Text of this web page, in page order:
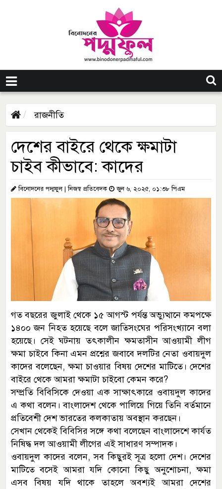
রাজনীতি
দেশের বাইরে থেকে ক্ষমাটা
চাইব কীভাবে: কাদের
বিনোদনের পদ্মফুল | নিজস্ব প্রতিবেদক জুন ৬, ২০২৫, ০১:৩৮ পিএম
গত বছরের জুলাই থেকে ১৫ আগস্ট পর্যন্ত অভ্যুত্থানে কমপক্ষে
১৪০০ জন নিহত হয়েছে বলে জাতিসংঘের পরিসংখ্যানে বলা
হয়েছে। সেই ঘটনায় তৎকালীন ক্ষমতাসীন আওয়ামী লীগ
ক্ষমা চাইবে কিনা এমন প্রশ্নের জবাবে দলটির নেতা ওবায়দুল
কাদের বলেছেন, ক্ষমা চাওয়ার বিষয় দেশের মাটিতে। দেশের
বাইরে থেকে আমরা ক্ষমাটা চাইবো কেমন করে?
সম্প্রতি বিবিসিকে দেওয়া এক সাক্ষাৎকারে ওবায়দুল কাদের
এ কথা বলেন। বাংলাদেশ থেকে পালিয়ে গিয়ে তিনি বর্তমানে
প্রতিবেশী দেশ ভারতের কলকাতায় অবস্থান করছেন।
সেখান থেকেই বিবিসির সঙ্গে কথা বলেছেন বাংলাদেশে কার্যত
নিষিদ্ধ দল আওয়ামী লীগের এই সাধারণ সম্পাদক।
ওবায়দুল কাদের বলেন, সব কিছুরই সূত্র হলো দেশ। দেশের
মাটিতে বসেই আমরা যদি কোনো কিছু অনুশোচনা, ক্ষমা
এসব বিষয় যদি থাকে তাহলে অবশ্যই আমরা দেশের